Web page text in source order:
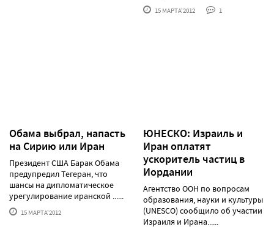
15 МАРТА'2012 1
Обама выбрал, напасть
на Сирию или Иран
Президент США Барак Обама
предупредил Тегеран, что
шансы на дипломатическое
урегулирование иранской ......
15 МАРТА'2012
ЮНЕСКО: Израиль и
Иран оплатят
ускоритель частиц в
Иордании
Агентство ООН по вопросам
образования, науки и культуры
(UNESCO) сообщило об участии
Израиля и Ирана......